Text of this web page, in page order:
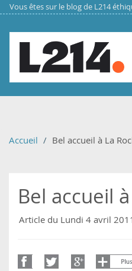
Aller au contenu principal
Vous êtes sur le blog de L214
Accueil Bel accueil à La
Bel accueil
Article du Lundi 4 avril